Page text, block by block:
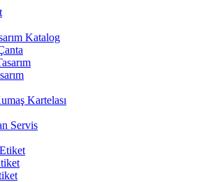
Katalog
Kartelası
Servis